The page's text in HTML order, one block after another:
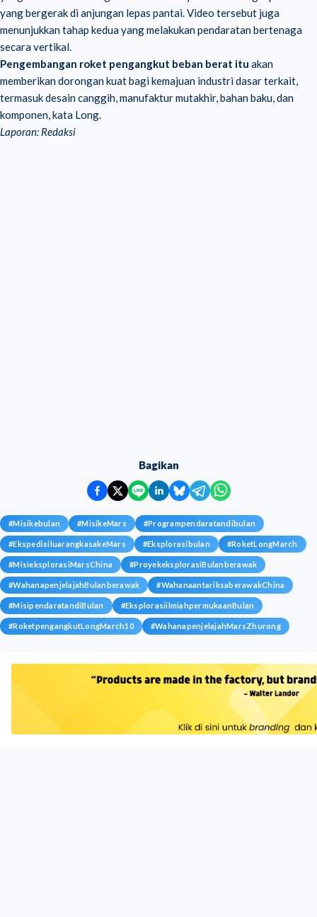
yang bergerak di anjungan lepas pantai. Video tersebut juga
menunjukkan tahap kedua yang melakukan pendaratan bertenaga
secara vertikal.
Pengembangan roket pengangkut beban berat itu akan
memberikan dorongan kuat bagi kemajuan industri dasar terkait,
termasuk desain canggih, manufaktur mutakhir, bahan baku, dan
komponen, kata Long.
Laporan: Redaksi
Bagikan
#Misikebulan #MisikeMars #Programpendaratandibulan
#EkspedisiluarangkasakeMars #Eksplorasibulan #RoketLongMarch
#MisieksplorasiMarsChina #ProyekeksplorasiBulanberawak
#WahanapenjelajahBulanberawak #WahanaantariksaberawakChina
#MisipendaratandiBulan #EksplorasiilmiahpermukaanBulan
#RoketpengangkutLongMarch10 #WahanapenjelajahMarsZhurong